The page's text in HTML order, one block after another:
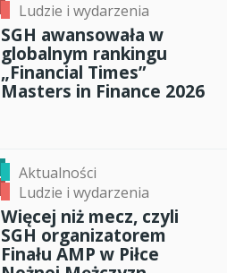
Ludzie i wydarzenia
SGH awansowała w
globalnym rankingu
„Financial Times”
Masters in Finance 2026
Aktualności
Ludzie i wydarzenia
Więcej niż mecz, czyli
SGH organizatorem
Finału AMP w Piłce